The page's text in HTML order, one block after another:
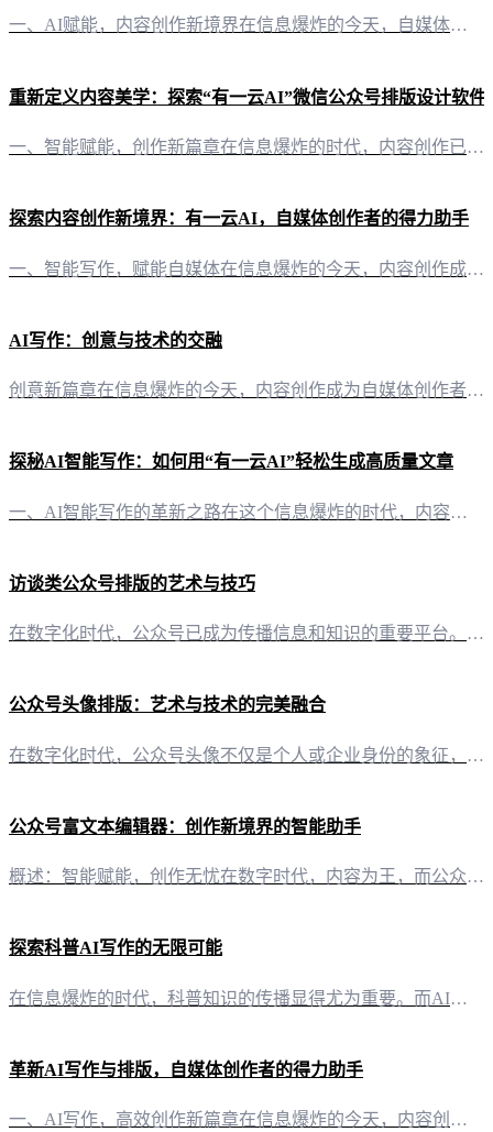
一、AI赋能，内容创作新境界在信息爆炸的今天，自媒体创作者面临着巨大的内容创作压力。然而，有了“有一云AI”，这一切都变得不再棘手。这款创新型AI智能写作+排版软件，以其卓越的智能技术，为自媒体创作者带来前所未有的创作体验。 二、千款皮肤，排版创意无限“有一云AI”在内容排版方面，提供了涵盖标题、内容、图文、分隔、引导等五大类数千款装修皮肤，让您的微信公众号焕发出独特的魅力。无论是简洁大气，还是
重新定义内容美学：探索“有一云AI”微信公众号排版设计软件
一、智能赋能，创作新篇章在信息爆炸的时代，内容创作已成为自媒体创作者的核心竞争力。而“有一云AI”微信公众号排版设计软件，以其卓越的智能技术，为创作者们开辟了一条高效便捷的创作之路。 二、排版之美，触手可及“有一云AI”不仅提供基础的内容创作支持，更在排版设计上独具匠心。其五大类数千款装修皮肤，涵盖标题、内容、图文、分隔、引导等多种元素，让您的公众号文章瞬间焕然一新。 三、跨平台创作，无界自由“
探索内容创作新境界：有一云AI，自媒体创作者的得力助手
一、智能写作，赋能自媒体在信息爆炸的今天，内容创作成为自媒体的核心竞争力。有一云AI，作为一款创新型AI智能写作+排版软件，以其前沿的技术服务，为自媒体创作者们开辟了全新的创作天地。 二、排版之美，千款皮肤任君挑选内容的美，不仅在于文字，更在于排版。有一云AI提供包含标题、内容、图文、分隔、引导五大类数千款装修皮肤，让您的文章瞬间焕发活力。 三、多平台支持，创作无界限无论是公众号、头条号，还是小
AI写作：创意与技术的交融
创意新篇章在信息爆炸的今天，内容创作成为自媒体创作者的必备技能。然而，创意的火花并非总是随叫随到。此时，“有一云AI”应运而生，为创作者们带来一场创意与技术的交融之旅。 装修皮肤，点亮灵感“有一云AI”在内容排版方面独具匠心，提供了包含标题、内容、图文、分隔、引导等五大类数千款装修皮肤。这些皮肤如同色彩斑斓的画笔，让创作者的灵感瞬间迸发，为每一篇作品增色添彩。 平台兼容，无界创作在内容创作方面，
探秘AI智能写作：如何用“有一云AI”轻松生成高质量文章
一、AI智能写作的革新之路在这个信息爆炸的时代，内容创作已成为自媒体创作者的核心竞争力。而“有一云AI”作为一款创新型AI智能写作+排版软件，以其卓越的AI技术服务，为自媒体创作者开启了一条全新的创作之路。 二、内容排版：千款皮肤，一触即达“有一云AI”在内容排版方面独具匠心，提供包含标题、内容、图文、分隔、引导五大类数千款装修皮肤。无论是简洁明快的风格，还是图文并茂的视觉盛宴，都能在这里找到心
访谈类公众号排版的艺术与技巧
在数字化时代，公众号已成为传播信息和知识的重要平台。尤其是访谈类公众号，其排版设计直接影响到读者的阅读体验。精心设计的排版，不仅能够吸引读者的目光，还能提升内容的传达效率。 二、标题的艺术：凝练而富有吸引力标题是读者决定是否阅读文章的第一印象。在访谈类公众号中，标题应该简洁明了，同时又能准确概括访谈内容。例如，使用“深度对话：XXX分享他的创业之路”这样的标题，能够直接告知读者文章的主题和内容。
公众号头像排版：艺术与技术的完美融合
在数字化时代，公众号头像不仅是个人或企业身份的象征，更是吸引关注、传递品牌形象的第一窗口。精心设计的头像不仅能够提升公众号的辨识度，还能在众多公众号中脱颖而出。 二、公众号头像排版的艺术性 2.1 颜色搭配：色彩心理学在行动色彩心理学告诉我们，不同的颜色能够传达不同的情绪和意义。例如，蓝色通常代表专业和信任，绿色则代表生机和成长。在公众号头像的排版中，合理运用色彩搭配，可以迅速传达品牌的价值观和定
公众号富文本编辑器：创作新境界的智能助手
概述：智能赋能，创作无忧在数字时代，内容为王，而公众号作为连接创作者与读者的桥梁，其内容的质量与排版显得尤为重要。今天，就让我们一同揭开“有一云AI”公众号富文本编辑器的神秘面纱，探索其如何助力自媒体创作者迈向新的创作境界。 创新排版，风格百变“有一云AI”公众号富文本编辑器，以其独到的设计理念，为用户提供了丰富的排版选项。无论是标题、内容，还是图文布局，甚至分隔与引导，都提供了数千款装修皮肤供
探索科普AI写作的无限可能
在信息爆炸的时代，科普知识的传播显得尤为重要。而AI技术的兴起，为科普写作带来了全新的可能性。今天，让我们一起探讨如何利用AI工具，提升科普写作的效率与质量。 AI写作工具：助力科普创作者 1. 创新写作方式“有一云AI”作为一款创新型AI智能写作+排版软件，其强大的AI写作功能，能够帮助科普创作者轻松完成从选题、构思到成文的全过程。通过AI的辅助，创作者可以快速生成文章大纲，拓展思维，提高写作效
革新AI写作与排版，自媒体创作者的得力助手
一、AI写作，高效创作新篇章在信息爆炸的今天，内容创作成为自媒体创作者的核心竞争力。有一云AI，作为一款创新型AI智能写作+排版软件，正引领着内容创作的革命。它不仅将大部分创作需求AI自动化，还为自媒体创作者提供了前沿的AI技术服务。 二、内容排版，千款皮肤任你选在内容排版方面，有一云AI提供了包含标题、内容、图文、分隔、引导五大类的数千款装修皮肤。这些皮肤设计精美，风格多样，让你的内容更具视觉